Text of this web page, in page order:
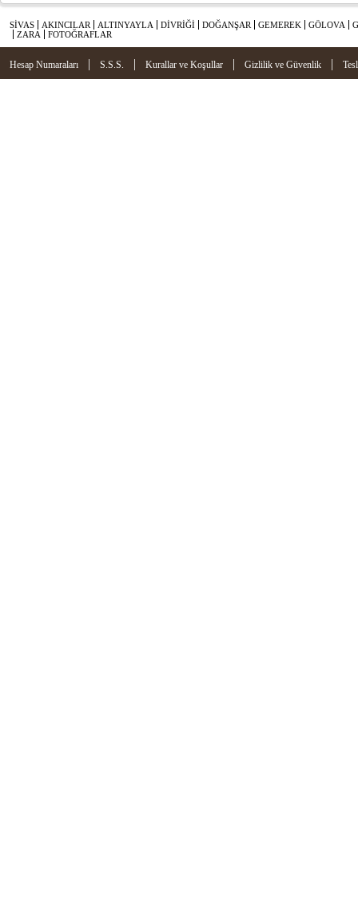
SİVAS AKINCILAR ALTINYAYLA DİVRİĞİ DOĞANŞAR GEMEREK GÖLOVA
ZARA
FOTOĞRAFLAR
Hesap Numaraları | S.S.S. | Kurallar ve Koşullar | Gizlilik ve Güvenlik |